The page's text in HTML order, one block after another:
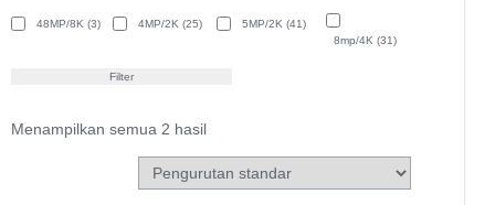
48MP/8K (3) 4MP/2K (25) 5MP/2K (41)
8mp/4K (31)
Filter
Menampilkan semua 2 hasil